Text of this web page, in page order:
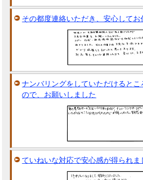
その都度連絡いただき、安心してお
ナンバリングをしていただけるとこ
ので、お願いしました
ていねいな対応で安心感が得られま